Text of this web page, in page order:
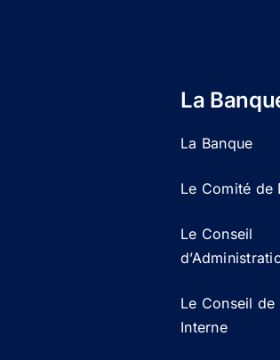
La
La Banque
Le Comité de
Le Conseil
Le Conseil
Interne